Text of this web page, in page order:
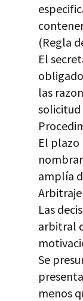
(Regla
El
las
solicitud
El
amplía
Arbitraje
Las
arbitral
Se
menos